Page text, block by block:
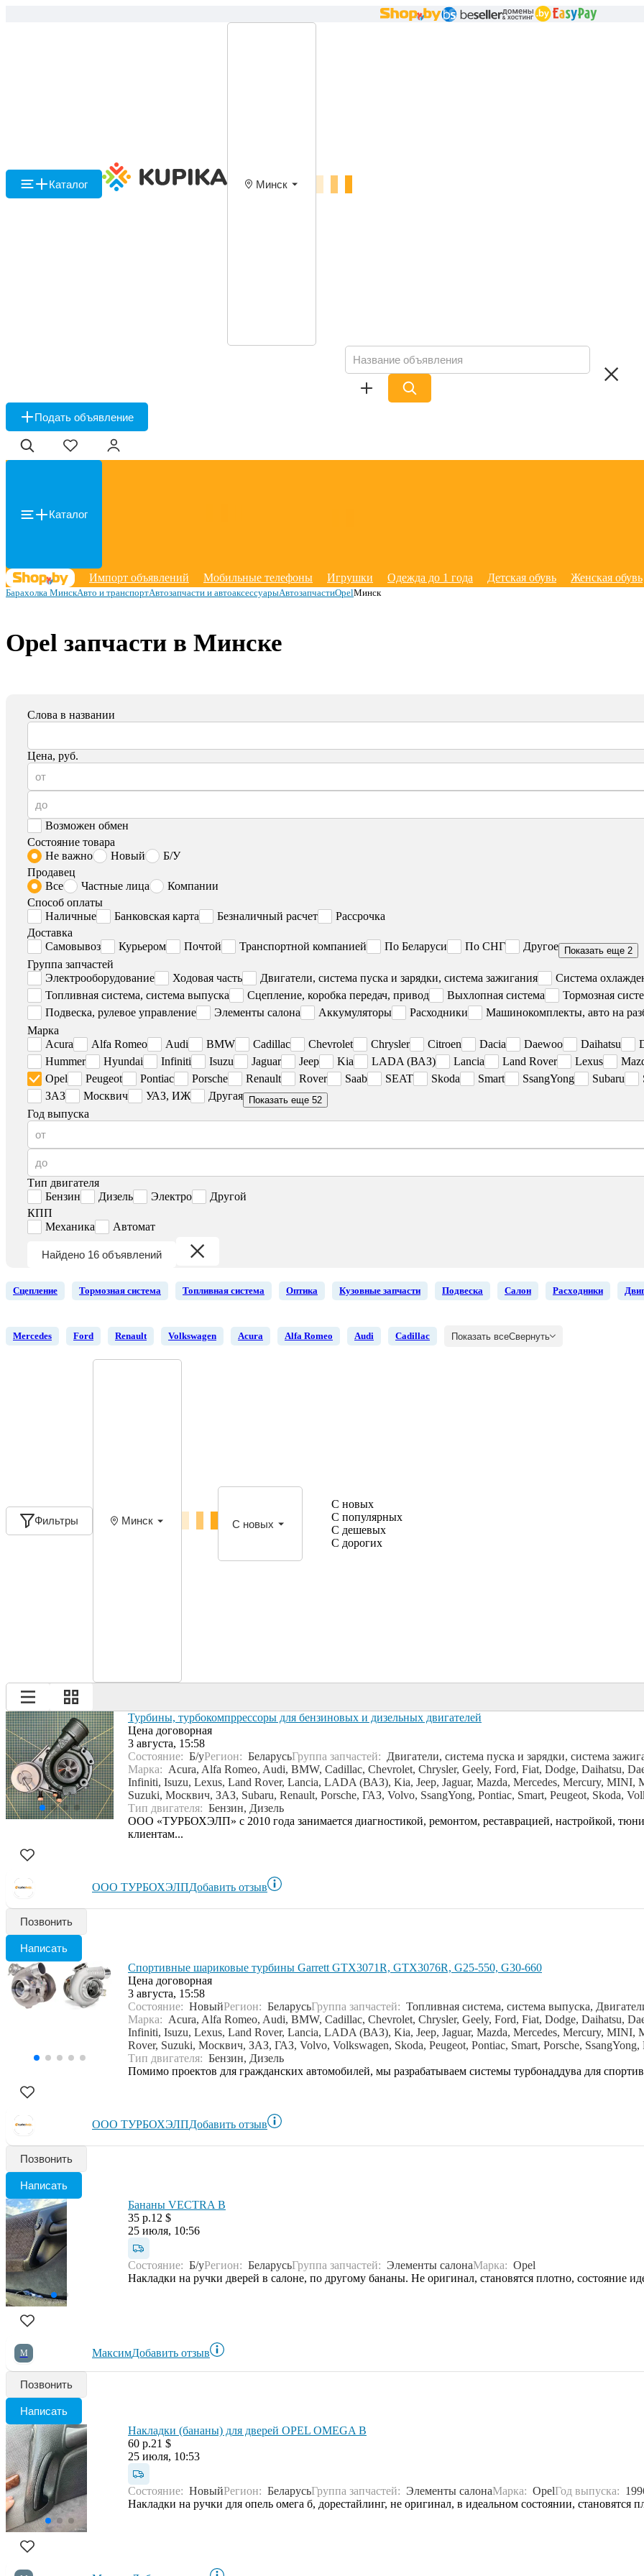
Каталог Минск
Подать объявление
Каталог
Импорт объявлений Мобильные телефоны Игрушки Одежда до 1 года Детская обувь Женская обувь
Барахолка МинскАвто и транспортАвтозапчасти и автоаксессуарыАвтозапчастиOpelМинск
Opel запчасти в Минске
Слова в названии
Цена, руб.
Возможен обмен
Состояние товара
Не важно
Новый
Б/У
Продавец
Все
Частные лица
Компании
Способ оплаты
Наличные
Банковская карта Безналичный расчет
Рассрочка
Доставка
Самовывоз
Курьером Почтой Транспортной компанией По Беларуси По СНГ Другое Показать еще 2
Группа запчастей
Электрооборудование
Ходовая часть Двигатели, система пуска и зарядки, система зажигания
Система
Топливная система, система выпуска
Сцепление, коробка передач, привод Выхлопная система Тормозная
Подвеска, рулевое управление
Элементы салона Аккумуляторы Расходники Машинокомплекты, авто на
Марка
Acura
Alfa Romeo Audi BMW Cadillac Chevrolet Chrysler Citroen Dacia Daewoo Daihatsu
Hummer
Hyundai Infiniti Isuzu Jaguar Jeep Kia LADA (ВАЗ) Lancia Land Rover Lexus
Opel
Peugeot Pontiac Porsche Renault Rover Saab SEAT Skoda Smart SsangYong Subaru
ЗАЗ
Москвич УАЗ, ИЖ Другая Показать еще 52
Год выпуска
Тип двигателя
Бензин
Дизель Электро
Другой
КПП
Механика
Автомат
Найдено 16 объявлений
Сцепление Тормозная система Топливная система Оптика Кузовные запчасти Подвеска Салон Расходники
Mercedes Ford Renault Volkswagen Acura Alfa Romeo Audi Cadillac Показать всеСвернуть
Фильтры Минск С новых
С новых
С популярных
С дешевых
С дорогих
Турбины, турбокомпррессоры для бензиновых и дизельных двигателей
Цена договорная
3 августа, 15:58
Состояние: Б/уРегион: БеларусьГруппа запчастей: Двигатели, система пуска и зарядки, система
Марка: Acura, Alfa Romeo, Audi, BMW, Cadillac, Chevrolet, Chrysler, Geely, Ford, Fiat, Dodge, Daihatsu,
Infiniti, Isuzu, Lexus, Land Rover, Lancia, LADA (ВАЗ), Kia, Jeep, Jaguar, Mazda, Mercedes, Mercury,
Suzuki, Москвич, ЗАЗ, Subaru, Renault, Porsche, ГАЗ, Volvo, SsangYong, Pontiac, Smart, Peugeot, Skoda,
Тип двигателя: Бензин, Дизель
ООО «ТУРБОХЭЛП» с 2010 года занимается диагностикой, ремонтом, реставрацией, настройкой,
клиентам...
ООО ТУРБОХЭЛПДобавить отзыв
Позвонить
Написать
Спортивные шариковые турбины Garrett GTX3071R, GTX3076R, G25-550, G30-660
Цена договорная
3 августа, 15:58
Состояние: НовыйРегион: БеларусьГруппа запчастей: Топливная система, система выпуска,
Марка: Acura, Alfa Romeo, Audi, BMW, Cadillac, Chevrolet, Chrysler, Geely, Ford, Fiat, Dodge, Daihatsu,
Infiniti, Isuzu, Lexus, Land Rover, Lancia, LADA (ВАЗ), Kia, Jeep, Jaguar, Mazda, Mercedes, Mercury,
Rover, Suzuki, Москвич, ЗАЗ, ГАЗ, Volvo, Volkswagen, Skoda, Peugeot, Pontiac, Smart, Porsche, SsangYong,
Тип двигателя: Бензин, Дизель
Помимо проектов для гражданских автомобилей, мы разрабатываем системы турбонаддува для
ООО ТУРБОХЭЛПДобавить отзыв
Позвонить
Написать
Бананы VECTRA B
35 р.12 $
25 июля, 10:56
Состояние: Б/уРегион: БеларусьГруппа запчастей: Элементы салонаМарка: Opel
Накладки на ручки дверей в салоне, по другому бананы. Не оригинал, становятся плотно, состояние
М МаксимДобавить отзыв
Позвонить
Написать
Накладки (бананы) для дверей OPEL OMEGA B
60 р.21 $
25 июля, 10:53
Состояние: НовыйРегион: БеларусьГруппа запчастей: Элементы салонаМарка: OpelГод выпуска:
Накладки на ручки для опель омега б, дорестайлинг, не оригинал, в идеальном состоянии,